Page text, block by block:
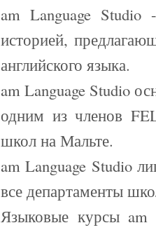
am Language
историей,
английского языка.
am Language Studio
одним из членов
школ на Мальте.
am Language Studio
все департаменты
Языковые курсы am